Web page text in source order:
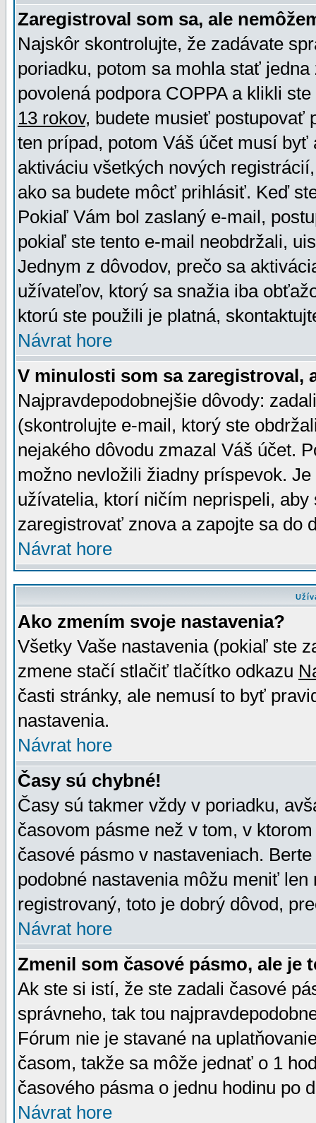
Zaregistroval som sa, ale
Najskôr skontrolujte, že zadávate
poriadku, potom sa mohla stať
povolená podpora COPPA a klikli
13 rokov, budete musieť postupovať
ten prípad, potom Váš účet musí
aktiváciu všetkých nových
ako sa budete môcť prihlásiť. Keď
Pokiaľ Vám bol zaslaný e-mail,
pokiaľ ste tento e-mail neobdržali,
Jednym z dôvodov, prečo sa
užívateľov, ktorý sa snažia iba
ktorú ste použili je platná,
Návrat hore
V minulosti som sa zaregistroval,
Najpravdepodobnejšie dôvody:
(skontrolujte e-mail, ktorý ste
nejakého dôvodu zmazal Váš účet.
možno nevložili žiadny príspevok.
užívatelia, ktorí ničím neprispeli,
zaregistrovať znova a zapojte sa do
Návrat hore
Ako zmením svoje nastavenia?
Všetky Vaše nastavenia (pokiaľ ste
zmene stačí stlačiť tlačítko odkazu
časti stránky, ale nemusí to byť
nastavenia.
Návrat hore
Časy sú chybné!
Časy sú takmer vždy v poriadku,
časovom pásme než v tom, v
časové pásmo v nastaveniach.
podobné nastavenia môžu meniť
registrovaný, toto je dobrý dôvod,
Návrat hore
Zmenil som časové pásmo, ale je
Ak ste si istí, že ste zadali časové
správneho, tak tou
Fórum nie je stavané na
časom, takže sa môže jednať o 1
časového pásma o jednu hodinu po
Návrat hore